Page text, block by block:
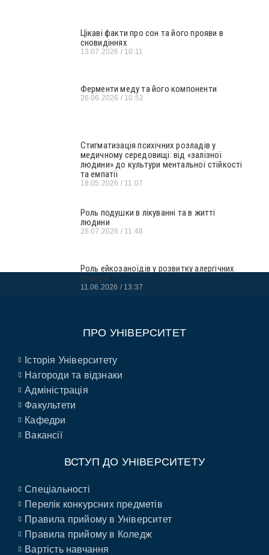
Цікаві факти про сон та його прояви в
сновидіннях
13.07.2026 10:11
Ферменти меду та його компоненти
26.06.2026 10:52
Стигматизація психічних розладів у
медичному середовищі: від «залізної
людини» до культури ментальної стійкості
та емпатії
18.05.2026 11:07
Роль подушки в лікуванні та в житті
людини
28.07.2026 11:48
Роль ейкозаноїдів у розвитку алергічних
реакцій
11.06.2026 13:37
ПРО УНІВЕРСИТЕТ
Історія Університету
Нагороди та відзнаки
Адміністрація
Факультети
Кафедри
Вакансії
ВСТУП ДО УНІВЕРСИТЕТУ
Спеціальності
Перелік конкурсних предметів
Правила прийому в Університет
Правила прийому в Коледж
Вартість навчання